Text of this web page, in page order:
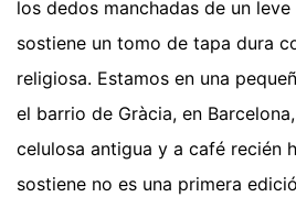
los dedos manchadas de un
sostiene un tomo de tapa dura
religiosa. Estamos en una
el barrio de Gràcia, en
celulosa antigua y a café recién
sostiene no es una primera